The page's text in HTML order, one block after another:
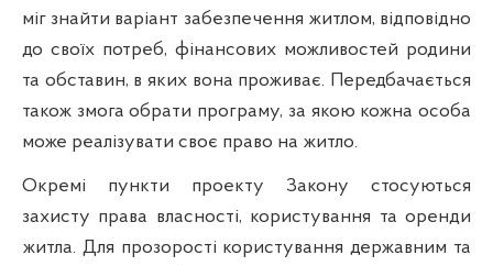
міг знайти варіант забезпечення житлом, відповідно
до своїх потреб, фінансових можливостей родини
та обставин, в яких вона проживає. Передбачається
також змога обрати програму, за якою кожна особа
може реалізувати своє право на житло.
Окремі пункти проекту Закону стосуються
захисту права власності, користування та оренди
житла. Для прозорості користування державним та